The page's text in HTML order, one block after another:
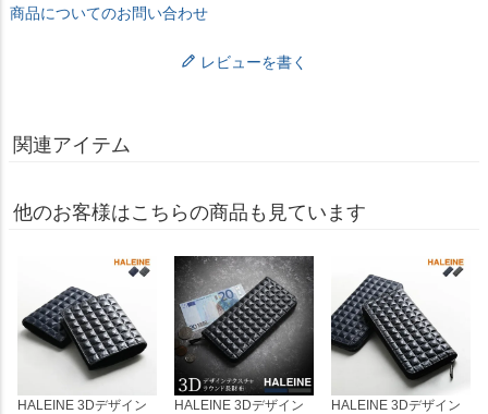
商品についてのお問い合わせ
レビューを書く
関連アイテム
他のお客様はこちらの商品も見ています
HALEINE 3Dデザイン
HALEINE 3Dデザイン
HALEINE 3Dデザイン